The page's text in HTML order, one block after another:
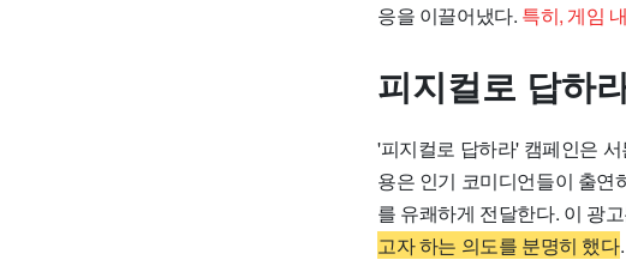
응을 이끌어냈다. 특히, 게임
피지컬로 답하
'피지컬로 답하라' 캠페인은
용은 인기 코미디언들이 출연
를 유쾌하게 전달한다. 이 광
고자 하는 의도를 분명히 했다